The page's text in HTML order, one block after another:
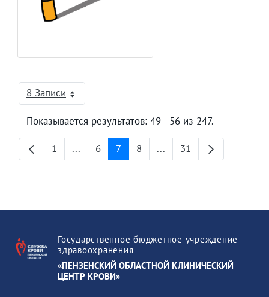
8 ЗаписиНа страницу
Показывается результатов: 49 - 56 из 247.
Страница
1 ...Промежуточные страницы
Страница
6 Страница
7 Страница
8 ...Промежуточные
Страница
31
Государственное бюджетное учреждение
здравоохранения
«ПЕНЗЕНСКИЙ ОБЛАСТНОЙ КЛИНИЧЕСКИЙ
ЦЕНТР КРОВИ»